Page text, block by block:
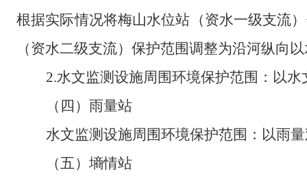
根据实际情况将梅山水位站 （资水一级支流）
（资水二级支流） 保护范围调整为沿河纵向
2.水文监测设施周围环境保护范围 ： 以水
（四）雨量站
水文监测设施周围环境保护范围：以雨量
（五）墒情站